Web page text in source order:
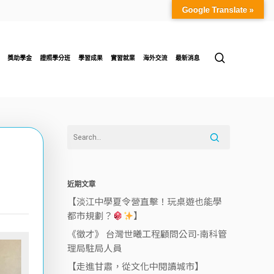
獎助學金 證照學分班 學習成果 實習就業 海外交流 最新消息
近期文章
【淡江中學夏令營直擊！玩桌遊也能學
都市規劃？
】
《徵才》 台灣世曦工程顧問公司-南科管
理局駐局人員
【走進甘肅，從文化中閱讀城市】
Google Translate »